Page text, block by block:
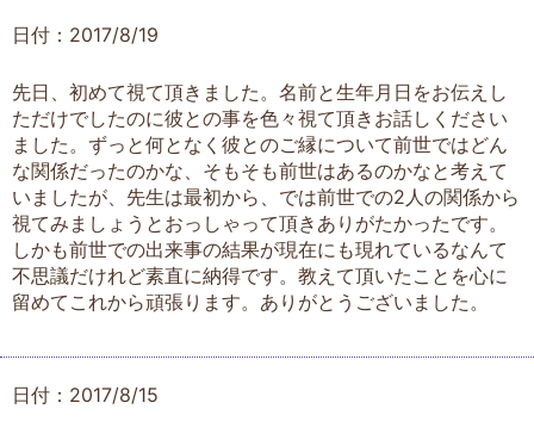
日付：2017/8/19
先日、初めて視て頂きました。名前と生年月日をお伝えし
ただけでしたのに彼との事を色々視て頂きお話しください
ました。ずっと何となく彼とのご縁について前世ではどん
な関係だったのかな、そもそも前世はあるのかなと考えて
いましたが、先生は最初から、では前世での2人の関係から
視てみましょうとおっしゃって頂きありがたかったです。
しかも前世での出来事の結果が現在にも現れているなんて
不思議だけれど素直に納得です。教えて頂いたことを心に
留めてこれから頑張ります。ありがとうございました。
日付：2017/8/15